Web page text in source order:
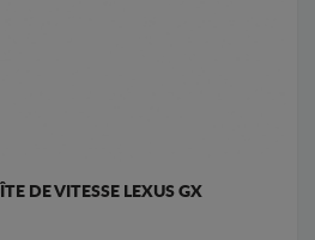
DE VITESSE LEXUS GX